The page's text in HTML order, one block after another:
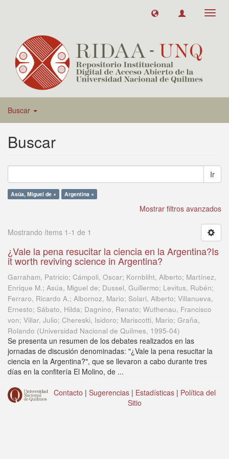
Buscar
Buscar
Ir
Asúa, Miguel de × Argentina ×
Mostrar filtros avanzados
Mostrando ítems 1-1 de 1
¿Vale la pena resucitar la ciencia en la Argentina?Is
it worth reviving science in Argentina?
Garraham, Patricio; Cámpoli, Oscar; Kornbliht, Alberto; Martínez,
Enrique M.; Asúa, Miguel de; Dussel, Guillermo; Levitus, Rubén;
Ferraro, Ricardo A.; Albornoz, Mario; Solari, Alberto; Villanueva,
Ernesto; Sábato, Hilda; Dagnino, Renato; Wuthenau, Francisco
von; Villar, Julio; Chereski, Isidoro; Mariscotti, Mario; Graña,
Rolando (Universidad Nacional de Quilmes, 1995-04)
Se presenta un resumen de los debates realizados en las
jornadas de discusión denominadas: "¿Vale la pena resucitar la
ciencia en la Argentina?", que se llevaron a cabo durante tres
días en la confitería El Molino, de ...
Contacto | Sugerencias | Estadísticas | Política del
Sitio